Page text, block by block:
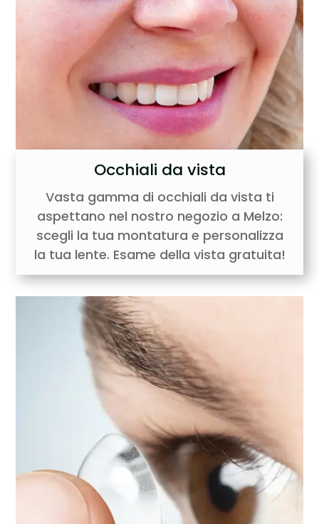
Occhiali da vista
Vasta gamma di occhiali da vista ti
aspettano nel nostro negozio a Melzo:
scegli la tua montatura e personalizza
la tua lente. Esame della vista gratuita!